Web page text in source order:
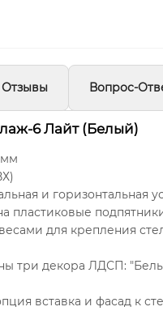
Отзывы Вопрос-
6 Лайт (Белый)
и горизонтальная
пластиковые
для крепления
три декора ЛДСП:
вставка и фасад к